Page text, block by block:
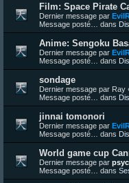
Film: Space Pirate
Dernier message par
Message posté… dans
Anime: Sengoku
Dernier message par
Message posté… dans
sondage
Dernier message par Ray
Message posté… dans
jinnai tomonori
Dernier message par
Message posté… dans
World game cup
Dernier message par
Message posté… dans